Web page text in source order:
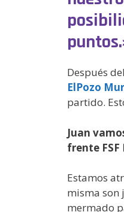
Después
ElPozo
partido.
Juan
frente
Estamos
misma son
mermado